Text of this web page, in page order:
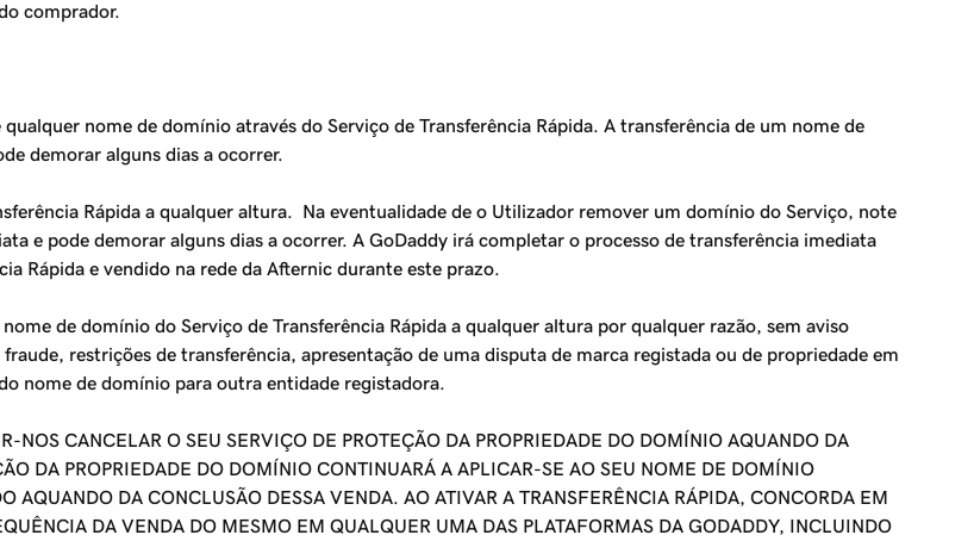
comprador.
nome de domínio através do Serviço de Transferência Rápida. A transferência de um nome de
demorar alguns dias a ocorrer.
Rápidaa qualquer altura. Na eventualidade de o Utilizador remover um domínio do Serviço, note
e pode demorar alguns dias a ocorrer. A GoDaddy irá completar o processo de transferência imediata
Rápidae vendido na rede da Afternic durante este prazo.
de domínio do Serviço de Transferência Rápidaa qualquer altura por qualquer razão, sem aviso
restrições de transferência, apresentação de uma disputa de marca registada ou de propriedade em
nome de domínio para outra entidade registadora.
NOS CANCELAR O SEU SERVIÇO DE PROTEÇÃO DA PROPRIEDADE DO DOMÍNIO AQUANDO DA
DA PROPRIEDADE DO DOMÍNIO CONTINUARÁ A APLICAR-SE AO SEU NOME DE DOMÍNIO
AQUANDO DA CONCLUSÃO DESSA VENDA. AO ATIVAR A TRANSFERÊNCIA RÁPIDA, CONCORDA EM
DA VENDA DO MESMO EM QUALQUER UMA DAS PLATAFORMAS DA GODADDY, INCLUINDO